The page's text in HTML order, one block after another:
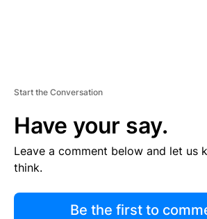
Start the Conversation
Have your say.
Leave a comment below and let us
think.
Be the first to